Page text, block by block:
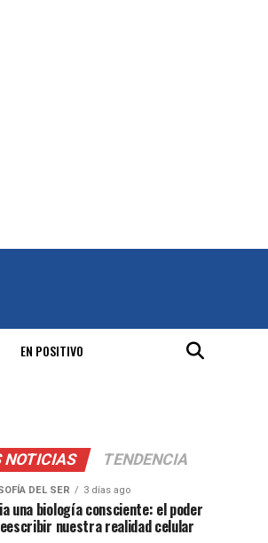
EN POSITIVO
NOTICIAS TENDENCIA
DEL SER 3 días ago
una biología consciente: el poder
nuestra realidad celular